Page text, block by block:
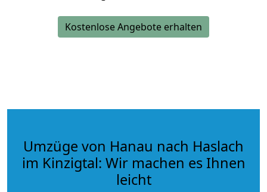
Kostenlose Angebote erhalten
Umzüge von Hanau nach Haslach
im Kinzigtal: Wir machen es Ihnen
leicht